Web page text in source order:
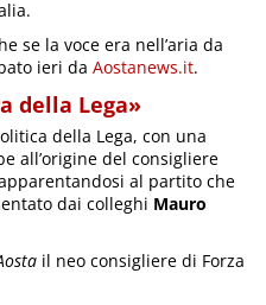
se la voce era nell’aria da
ieri da Aostanews.it.
della Lega»
della Lega, con una
all’origine del consigliere
al partito che
dai colleghi Mauro
il neo consigliere di Forza